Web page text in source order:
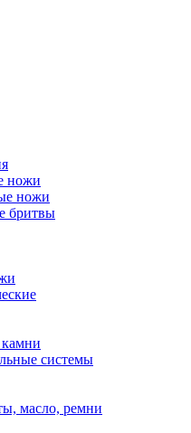
ножи
ножи
бритвы
системы
масло, ремни